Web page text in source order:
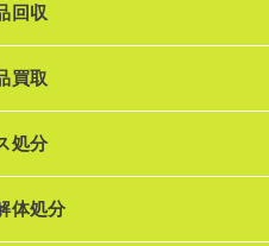
回収
買取
処分
体処分